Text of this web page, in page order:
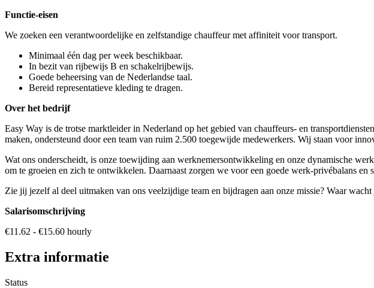
Functie-eisen
We zoeken een verantwoordelijke en zelfstandige chauffeur met affiniteit voor transport.
Minimaal één dag per week beschikbaar.
In bezit van rijbewijs B en schakelrijbewijs.
Goede beheersing van de Nederlandse taal.
Bereid representatieve kleding te dragen.
Over het bedrijf
Easy Way is de trotse marktleider in Nederland op het gebied van chauffeurs- en
maken, ondersteund door een team van ruim 2.500 toegewijde medewerkers. Wij staan voor
Wat ons onderscheidt, is onze toewijding aan werknemersontwikkeling en onze dynamische
om te groeien en zich te ontwikkelen. Daarnaast zorgen we voor een goede werk-privébalans
Zie jij jezelf al deel uitmaken van ons veelzijdige team en bijdragen aan onze missie? Waar
Salarisomschrijving
€11.62 - €15.60 hourly
Extra informatie
Status